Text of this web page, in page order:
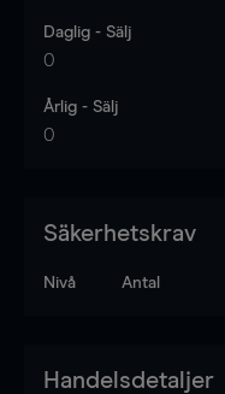
Daglig - Sälj
0
Årlig - Sälj
0
Säkerhetskrav
Nivå Antal
Handelsdetaljer